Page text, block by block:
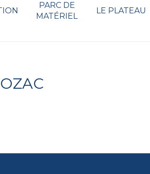
PARC DE
MATÉRIEL
LE PLATEAU